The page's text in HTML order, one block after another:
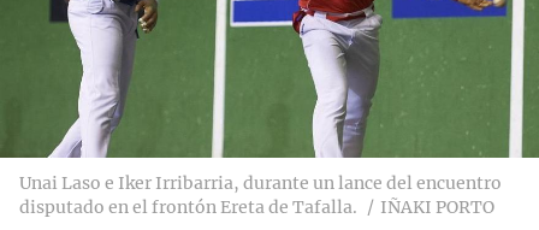
Unai Laso e Iker Irribarria, durante un lance del encuentro
disputado en el frontón Ereta de Tafalla.
IÑAKI PORTO